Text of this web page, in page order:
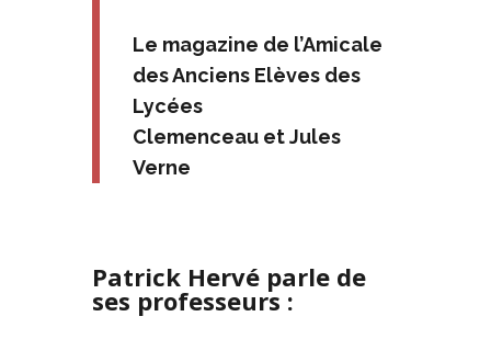
Le magazine de l’Amicale
des Anciens Elèves des
Lycées
Clemenceau et Jules
Verne
Patrick Hervé parle de
ses professeurs :